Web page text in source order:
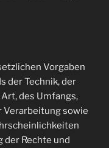
Vorgaben
der Technik, der
des Umfangs,
Verarbeitung sowie
der Rechte und